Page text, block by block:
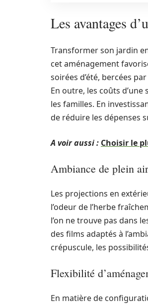
Les avantages
Transformer son jardin
cet aménagement
soirées d’été, bercées
En outre, les coûts
les familles. En
de réduire les dépenses
A voir aussi : Choisir le
Ambiance de plein air
Les projections en
l’odeur de l’herbe
l’on ne trouve pas dans
des films adaptés à
crépuscule, les
Flexibilité
En matière de